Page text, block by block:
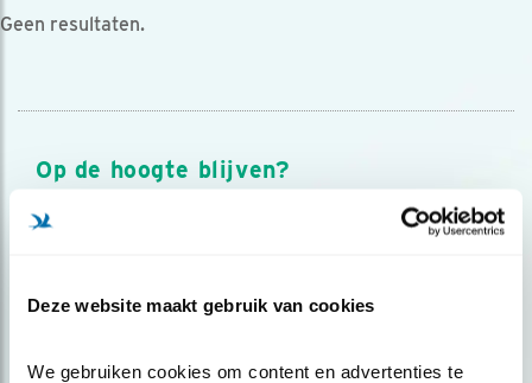
Deze website maakt gebruik van cookies
We gebruiken cookies om content en advertenties te
Geen resultaten.
Op de hoogte blijven?
Meld je aan en ontvang nieuws, inspiratie, acties en tips
over vogels en activiteiten van Vogelbescherming.